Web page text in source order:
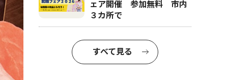
ェア開催 参加無料 市内
３カ所で
すべて見る